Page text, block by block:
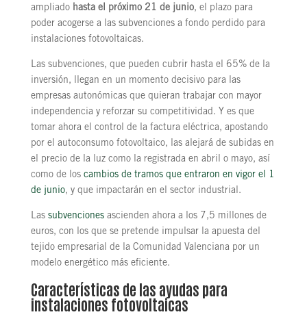
ampliado hasta el próximo 21 de junio, el plazo para
poder acogerse a las subvenciones a fondo perdido para
instalaciones fotovoltaicas.
Las subvenciones, que pueden cubrir hasta el 65% de la
inversión, llegan en un momento decisivo para las
empresas autonómicas que quieran trabajar con mayor
independencia y reforzar su competitividad. Y es que
tomar ahora el control de la factura eléctrica, apostando
por el autoconsumo fotovoltaico, las alejará de subidas en
el precio de la luz como la registrada en abril o mayo, así
como de los cambios de tramos que entraron en vigor el 1
de junio, y que impactarán en el sector industrial.
Las subvencionesascienden ahora a los 7,5 millones de
euros, con los que se pretende impulsar la apuesta del
tejido empresarial de la Comunidad Valenciana por un
modelo energético más eficiente.
Características de las ayudas para
instalaciones fotovoltaicas